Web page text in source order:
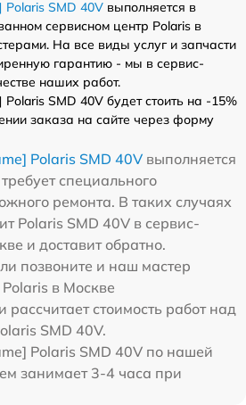
Polaris SMD 40V выполняется в
сервисном центр Polaris в
На все виды услуг и запчасти
гарантию - мы в сервис-
наших работ.
SMD 40V будет стоить на -15%
заказа на сайте через форму
Polaris SMD 40V выполняется
специального
ремонта. В таких случаях
Polaris SMD 40V в сервис-
и доставит обратно.
позвоните и наш мастер
в Москве
рассчитает стоимость работ над
SMD 40V.
Polaris SMD 40V по нашей
занимает 3-4 часа при